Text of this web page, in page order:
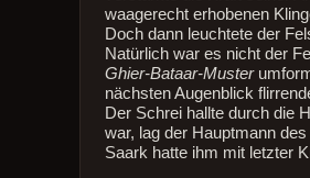
waagerecht erhobenen
Doch dann leuchtete der
Natürlich war es nicht der
Ghier-Bataar-Muster
nächsten Augenblick
Der Schrei hallte durch die
war, lag der Hauptmann
Saark hatte ihm mit letzter